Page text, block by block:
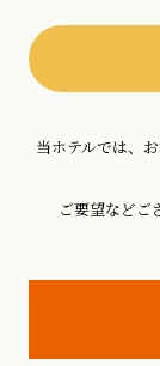
当ホテルでは、
ご要望などご